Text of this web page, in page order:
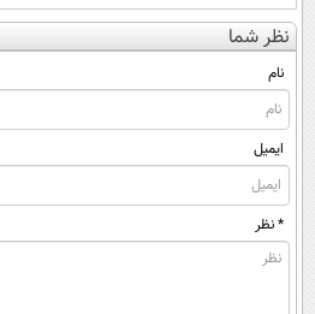
نظر شما
نام
ایمیل
* نظر